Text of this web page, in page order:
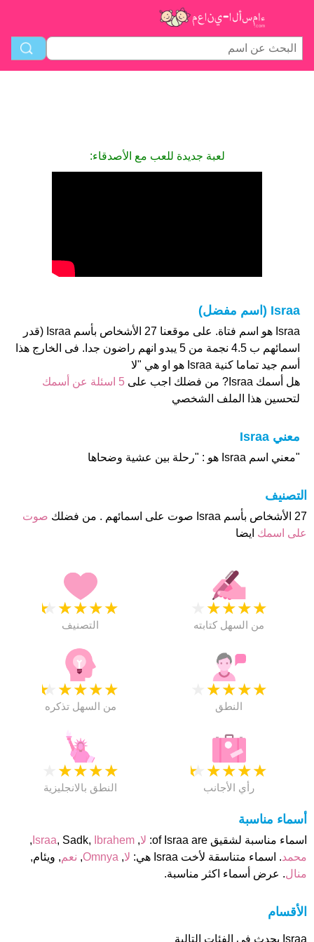
لعبة جديدة للعب مع الأصدقاء:
Israa (اسم مفضل)
Israa هو اسم فتاة. على موقعنا 27 الأشخاص بأسم Israa (قدر
اسمائهم ب 4.5 نجمة من 5 يبدو انهم راضون جدا. فى الخارج هذا
أسم جيد تماما كنية Israa هو او هي "لا
هل أسمك Israa? من فضلك اجب على
5 اسئلة عن أسمك
لتحسين هذا الملف الشخصي
معني Israa
"معني اسم Israa هو : "رحلة بين عشية وضحاها
التصنيف
27 الأشخاص بأسم Israa صوت على اسمائهم . من فضلك
صوت
على اسمك ايضا
★
★
★
★
★
التصنيف
★
★
★
★
من السهل كتابته
★
★
★
★
★
من السهل تذكره
★
★
★
★
النطق
★
★
★
★
النطق بالانجليزية
★
★
★
★
★
رأي الأجانب
أسماء مناسبة
اسماء مناسبة لشقيق of Israa are: لا,
Israa, Sadk, Ibrahem
,
محمد. اسماء متناسقة لأخت Israa هي: لا,
Omnya
, نعم, ويئام,
منال. عرض أسماء اكثر مناسبة.
الأقسام
Israa يحدث فى الفئات التالية